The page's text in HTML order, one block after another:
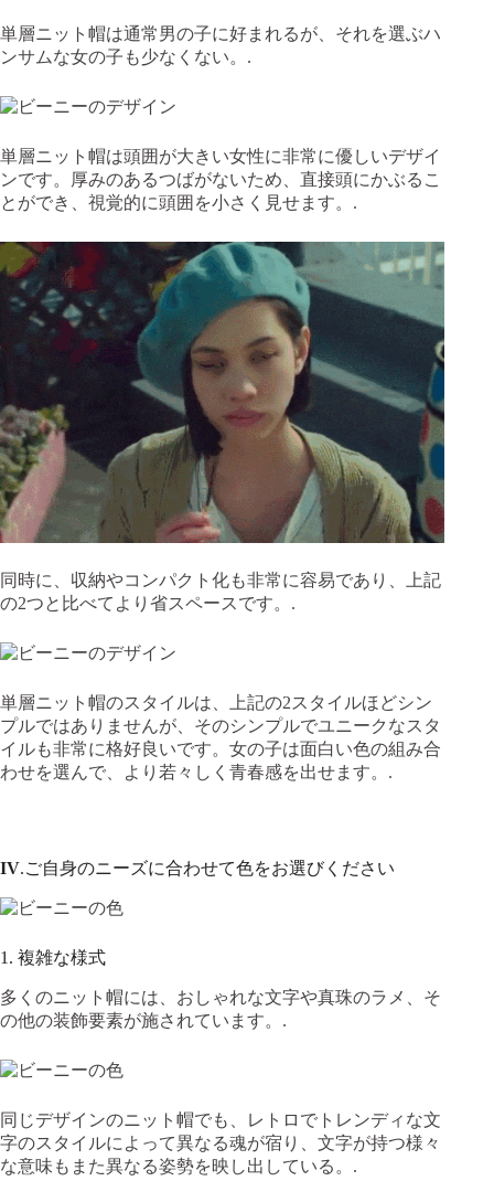
単層ニット帽は通常男の子に好まれるが、それを選ぶハ
ンサムな女の子も少なくない。.
単層ニット帽は頭囲が大きい女性に非常に優しいデザイ
ンです。厚みのあるつばがないため、直接頭にかぶるこ
とができ、視覚的に頭囲を小さく見せます。.
同時に、収納やコンパクト化も非常に容易であり、上記
の2つと比べてより省スペースです。.
単層ニット帽のスタイルは、上記の2スタイルほどシン
プルではありませんが、そのシンプルでユニークなスタ
イルも非常に格好良いです。女の子は面白い色の組み合
わせを選んで、より若々しく青春感を出せます。.
IV.ご自身のニーズに合わせて色をお選びください
1. 複雑な様式
多くのニット帽には、おしゃれな文字や真珠のラメ、そ
の他の装飾要素が施されています。.
同じデザインのニット帽でも、レトロでトレンディな文
字のスタイルによって異なる魂が宿り、文字が持つ様々
な意味もまた異なる姿勢を映し出している。.